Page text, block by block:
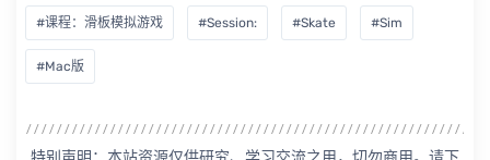
#课程：滑板模拟游戏 #Session: #Skate #Sim
#Mac版